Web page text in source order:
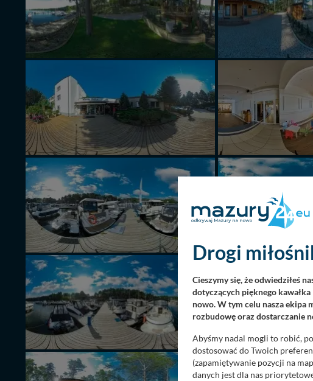
Drogi
Cieszymy się, że odwiedziłeś
dotyczących pięknego
nowo. W tym celu nasza ekipa
rozbudowę oraz dostarczanie
Abyśmy nadal mogli to robić,
dostosować do Twoich
(zapamiętywanie pozycji na
danych jest dla nas